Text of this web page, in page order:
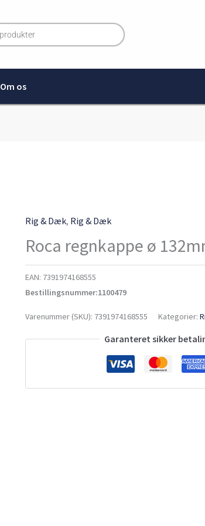
Om os
Rig & Dæk, Rig & Dæk
Roca regnkappe ø
EAN: 7391974168555
Bestillingsnummer:1100479
Varenummer (SKU): 7391974168555 Kategorier:
Garanteret sikker